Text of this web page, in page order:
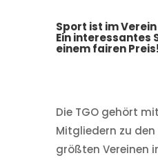
Sport ist im
Ein interessantes
einem fairen Preis!
Die TGO gehört mit
Mitgliedern zu
größten Vereinen